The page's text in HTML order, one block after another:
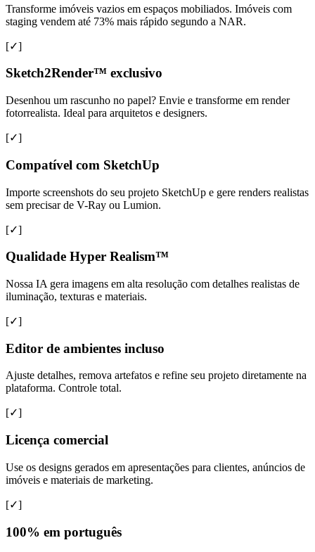
Transforme imóveis vazios em espaços mobiliados. Imóveis com
staging vendem até 73% mais rápido segundo a NAR.
[✓]
Sketch2Render™ exclusivo
Desenhou um rascunho no papel? Envie e transforme em render
fotorrealista. Ideal para arquitetos e designers.
[✓]
Compatível com SketchUp
Importe screenshots do seu projeto SketchUp e gere renders realistas
sem precisar de V-Ray ou Lumion.
[✓]
Qualidade Hyper Realism™
Nossa IA gera imagens em alta resolução com detalhes realistas de
iluminação, texturas e materiais.
[✓]
Editor de ambientes incluso
Ajuste detalhes, remova artefatos e refine seu projeto diretamente na
plataforma. Controle total.
[✓]
Licença comercial
Use os designs gerados em apresentações para clientes, anúncios de
imóveis e materiais de marketing.
[✓]
100% em português